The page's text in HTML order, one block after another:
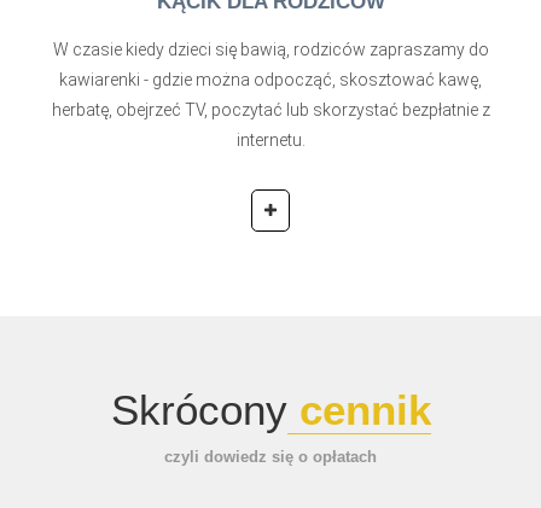
W czasie kiedy dzieci się bawią, rodziców zapraszamy do
kawiarenki - gdzie można odpocząć, skosztować kawę,
herbatę, obejrzeć TV, poczytać lub skorzystać bezpłatnie z
internetu.
Skrócony cennik
czyli dowiedz się o opłatach